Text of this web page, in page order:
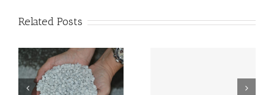
Related Posts
Restrizioni per l’utilizzo
Riciclo del PVC: